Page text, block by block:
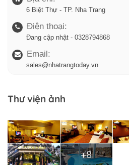
6 Biệt Thự - TP. Nha Trang
Điện thoại:
Đang cập nhật - 0328794868
Email:
sales@nhatrangtoday.vn
Thư viện ảnh
+8